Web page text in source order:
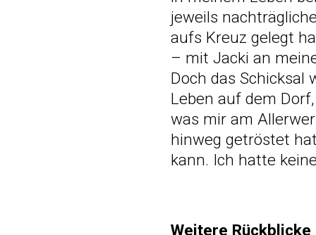
jeweils
aufs Kreuz gelegt
– mit Jacki an
Doch das Schicksal
Leben auf dem
was mir am
hinweg getröstet
kann. Ich hatte
Weitere